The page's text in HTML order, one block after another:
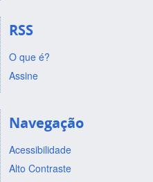
RSS
O que é?
Assine
Navegação
Acessibilidade
Alto Contraste